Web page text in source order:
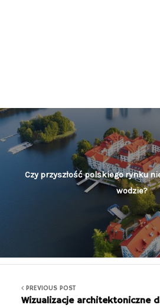
Czy przyszłość polskiego rynku
wodzie?
PREVIOUS POST
Wizualizacje architektoniczne